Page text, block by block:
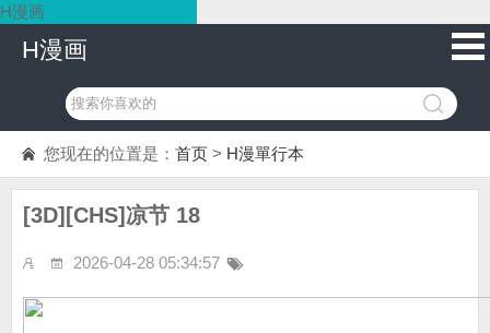
H漫画
H漫画
您现在的位置是： 首页 > H漫單行本
[3D][CHS]凉节 18
2026-04-28 05:34:57